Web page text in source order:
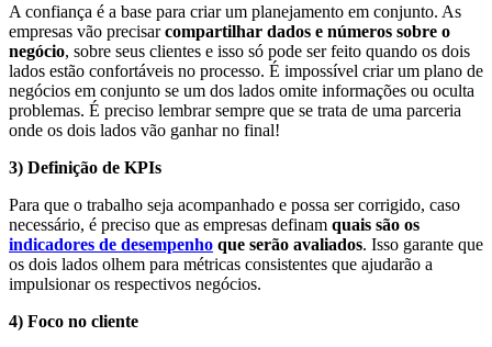
A confiança é a base para criar um planejamento em conjunto. As
empresas vão precisarcompartilhar dados e números sobre o
negócio, sobre seus clientes e isso só pode ser feito quando os dois
lados estão confortáveis no processo. É impossível criar um plano de
negócios em conjunto se um dos lados omite informações ou oculta
problemas. É preciso lembrar sempre que se trata de uma parceria
onde os dois lados vão ganhar no final!
3) Definição de KPIs
Para que o trabalho seja acompanhado e possa ser corrigido, caso
necessário, é preciso que as empresas definam quais são os
indicadores de desempenho que serão avaliados. Isso garante que
os dois lados olhem para métricas consistentes que ajudarão a
impulsionar os respectivos negócios.
4) Foco no cliente